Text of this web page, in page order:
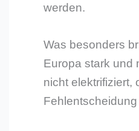
werden.
Was besonders
Europa stark und
nicht elektrifiziert,